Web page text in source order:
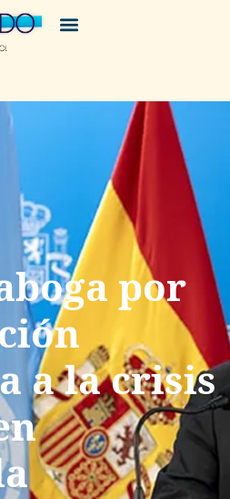
por
a la crisis